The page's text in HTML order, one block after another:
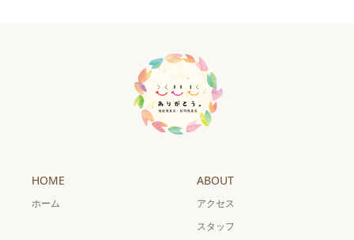
HOME
ホーム
ABOUT
アクセス
スタッフ